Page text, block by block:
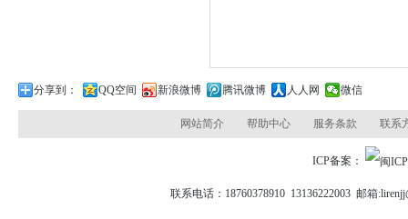
分享到： QQ空间 新浪微博 腾讯微博 人人网 微信
网站简介 帮助中心 服务条款 联系
ICP备案：
联系电话：18760378910 13136222003 邮箱